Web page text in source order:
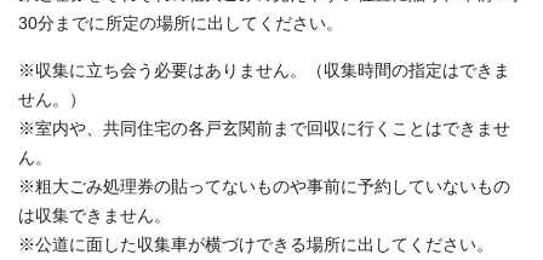
30分までに所定の場所に出してください。
※収集に立ち会う必要はありません。（収集時間の指定はできま
せん。）
※室内や、共同住宅の各戸玄関前まで回収に行くことはできませ
ん。
※粗大ごみ処理券の貼ってないものや事前に予約していないもの
は収集できません。
※公道に面した収集車が横づけできる場所に出してください。